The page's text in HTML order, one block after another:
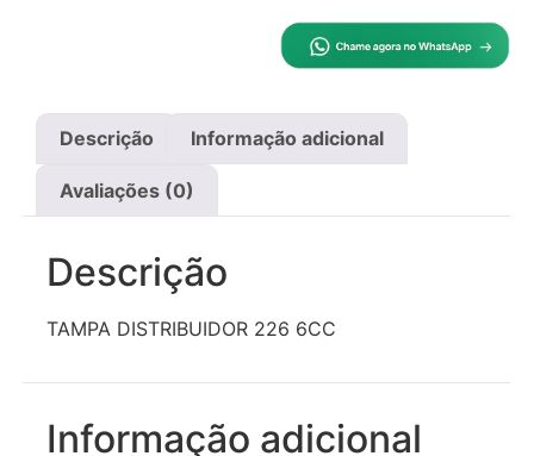
Descrição Informação adicional
Avaliações (0)
Descrição
TAMPA DISTRIBUIDOR 226 6CC
Informação adicional